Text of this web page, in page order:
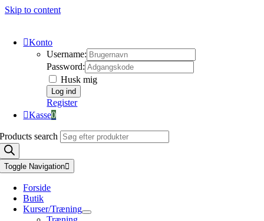
Skip to content
Konto
Username:
Password:
Husk mig
Register
Kasse0
Products search
Toggle Navigation
Forside
Butik
Kurser/Træning